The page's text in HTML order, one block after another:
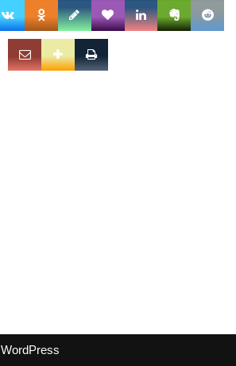
WordPress